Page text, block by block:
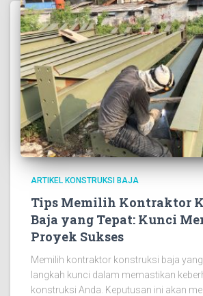
ARTIKEL KONSTRUKSI BAJA
Tips Memilih Kontraktor
Baja yang Tepat: Kunci
Proyek Sukses
Memilih kontraktor konstruksi baja
langkah kunci dalam memastikan
konstruksi Anda. Keputusan ini akan